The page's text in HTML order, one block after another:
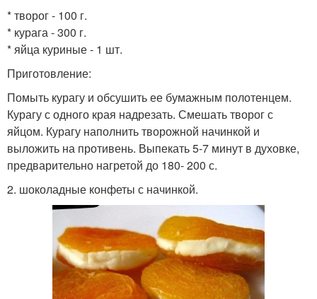
* творог - 100 г.
* курага - 300 г.
* яйца куриные - 1 шт.
Приготовление:
Помыть курагу и обсушить ее бумажным полотенцем.
Курагу с одного края надрезать. Смешать творог с
яйцом. Курагу наполнить творожной начинкой и
выложить на противень. Выпекать 5-7 минут в духовке,
предварительно нагретой до 180- 200 с.
2. шоколадные конфеты с начинкой.